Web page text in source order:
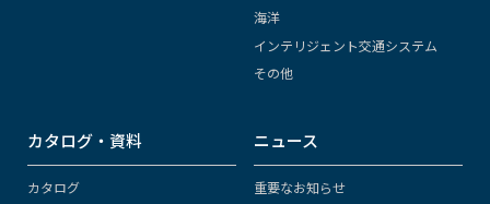
海洋
インテリジェント交通システム
その他
カタログ・資料
カタログ
ニュース
重要なお知らせ